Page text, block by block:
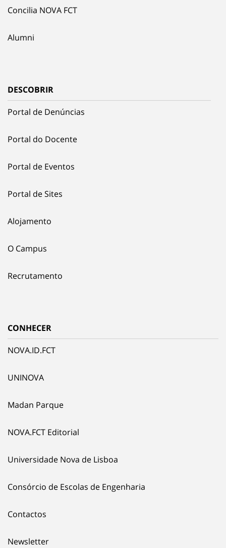
Concilia NOVA FCT
Alumni
DESCOBRIR
Portal de Denúncias
Portal do Docente
Portal de Eventos
Portal de Sites
Alojamento
O Campus
Recrutamento
CONHECER
NOVA.ID.FCT
UNINOVA
Madan Parque
NOVA.FCT Editorial
Universidade Nova de Lisboa
Consórcio de Escolas de Engenharia
Contactos
Newsletter